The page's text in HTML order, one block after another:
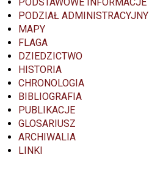
PODZIAŁ ADMINISTRACYJNY
MAPY
FLAGA
DZIEDZICTWO
HISTORIA
CHRONOLOGIA
BIBLIOGRAFIA
PUBLIKACJE
GLOSARIUSZ
ARCHIWALIA
LINKI